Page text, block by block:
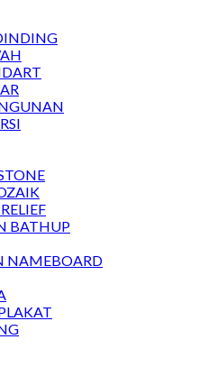
BATHUP
NAMEBOARD